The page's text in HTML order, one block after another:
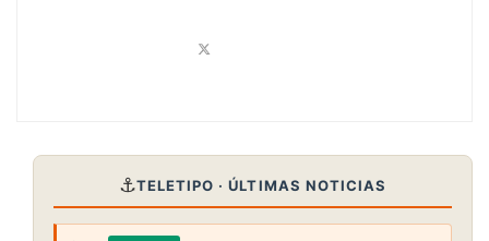
⚓TELETIPO · ÚLTIMAS NOTICIAS